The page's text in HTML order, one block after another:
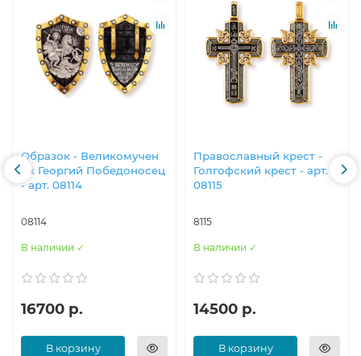
Образок - Великомучен​
ик Георгий Победоносец​
- арт. 08114
08114
В наличии ✓
16700 р.
В корзину
Православны​й крест -
Голгофский крест - арт.
08115
8115
В наличии ✓
14500 р.
В корзину